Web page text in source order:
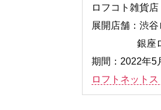
ロフコト雑貨店
展開店舗：渋
銀座
期間：2022年5
ロフトネットス